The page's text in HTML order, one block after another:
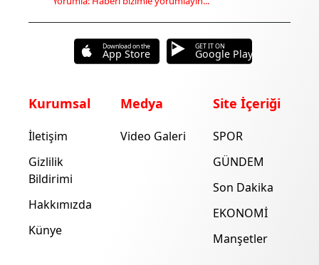
Download on the
App Store
GET IT ON
Google Play
Kurumsal
İletişim
Gizlilik
Bildirimi
Hakkımızda
Künye
Medya
Video Galeri
Site İçeriği
SPOR
GÜNDEM
Son Dakika
EKONOMİ
Manşetler